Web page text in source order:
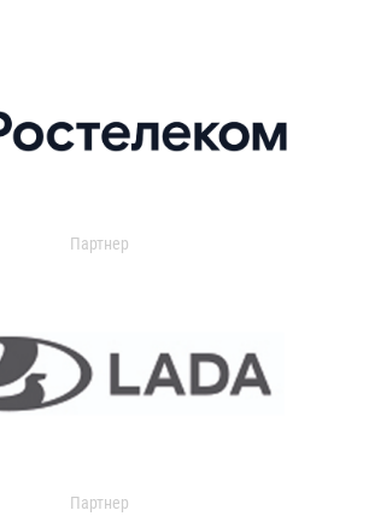
Партнер
Партнер